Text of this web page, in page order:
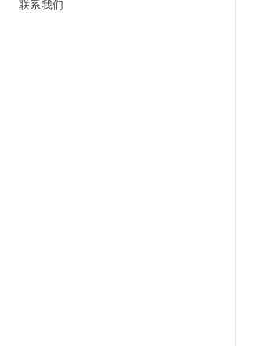
联系我们